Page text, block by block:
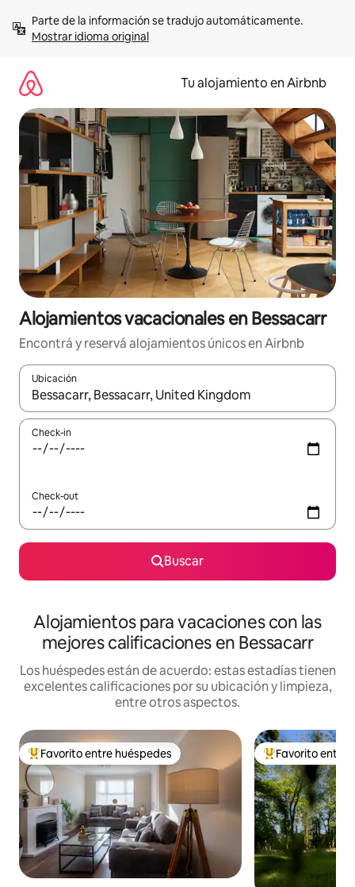
contenidoMostrar idioma original
Tu alojamiento en Airbnb
Alojamientos vacacionales en Bessacarr
Encontrá y reservá alojamientos únicos en Airbnb
Ubicación
Cuando los resultados estén disponibles, navegá con las
Check-in
Check-out
Buscar
Alojamientos para vacaciones con las
mejores calificaciones en Bessacarr
Los huéspedes están de acuerdo: estas estadías tienen
excelentes calificaciones por su ubicación y limpieza,
entre otros aspectos.
Favorito entre los huéspedes más destacados
Favorito entre huéspedes Favorito entre
Favorito entre